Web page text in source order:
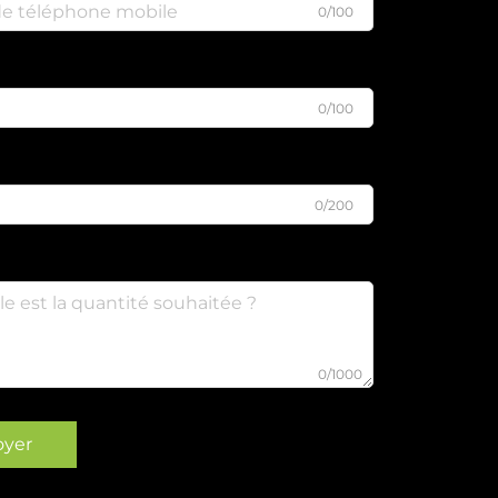
0/100
0/100
0/200
0/1000